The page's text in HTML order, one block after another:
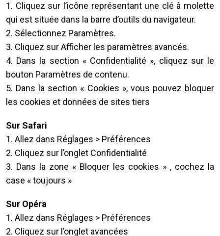
1. Cliquez sur l’icône représentant une clé à molette
qui est située dans la barre d’outils du navigateur.
2. Sélectionnez Paramètres.
3. Cliquez sur Afficher les paramètres avancés.
4. Dans la section « Confidentialité », cliquez sur le
bouton Paramètres de contenu.
5. Dans la section « Cookies », vous pouvez bloquer
les cookies et données de sites tiers
Sur Safari
1. Allez dans Réglages > Préférences
2. Cliquez sur l’onglet Confidentialité
3. Dans la zone « Bloquer les cookies » , cochez la
case « toujours »
Sur Opéra
1. Allez dans Réglages > Préférences
2. Cliquez sur l’onglet avancées